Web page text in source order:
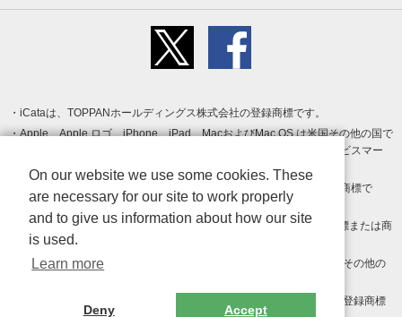
iCataは、TOPPANホールディングス株式会社の登録商標です。
Apple、Apple ロゴ、iPhone、iPad、MacおよびMac OS は米国その他の国で
登録された Apple Inc. の商標です。App Store は Apple Inc. のサービスマー
クです。
Android、Google Play および Google Play ロゴ は Google LLC の商標で
す。
Windows は Microsoft Inc.の米国およびその他の国における登録商標または商
標です。
Adobe、Adobe Reader、Adobe PDF は、Adobe Inc.の米国およびその他の
その他、記載されている会社名、商品名、ロゴは各社の商標または登録商標
On our website we use some cookies. These
are necessary for our site to work properly
and to give us information about how our site
is used.
Learn more
Deny Accept